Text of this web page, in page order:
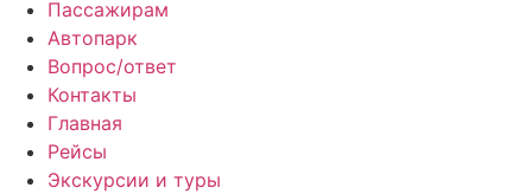
Пассажирам
Автопарк
Вопрос/ответ
Контакты
Главная
Рейсы
Экскурсии и туры